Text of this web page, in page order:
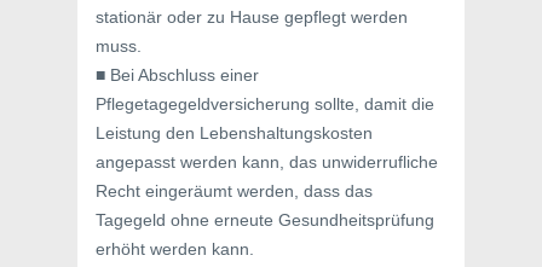
stationär oder zu Hause gepflegt werden
muss.
■ Bei Abschluss einer
Pflegetagegeldversicherung sollte, damit die
Leistung den Lebenshaltungskosten
angepasst werden kann, das unwiderrufliche
Recht eingeräumt werden, dass das
Tagegeld ohne erneute Gesundheitsprüfung
erhöht werden kann.